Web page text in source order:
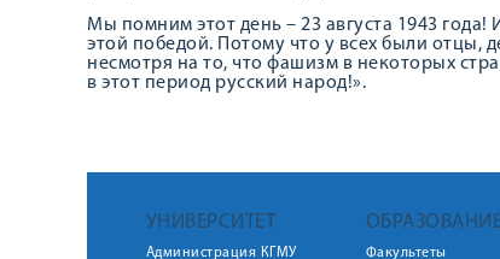
Мы помним этот день – 23 августа 1943
этой победой. Потому что у всех были отцы,
несмотря на то, что фашизм в некоторых
в этот период русский народ!».
УНИВЕРСИТЕТ
Администрация КГМУ
Факультеты